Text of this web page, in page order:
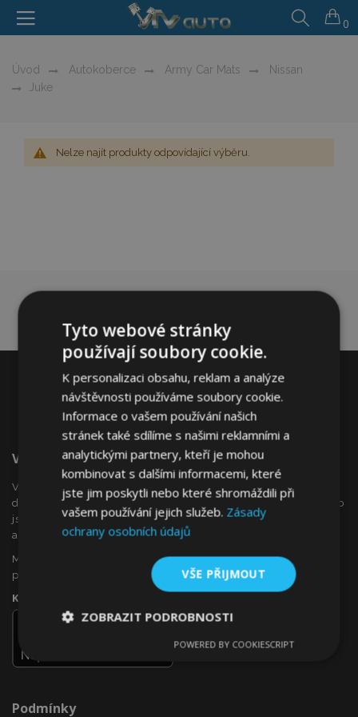
0
Úvod Autokoberce Army Car Mats
Nissan
Juke
Nelze najít produkty odpovídající výběru.
Vítejte Na VTVauto.cz
VTVauto je maloobchodním prodejcem a velkoobchodním
dodavatelem autopříslušenství a autodoplňků v Evropě, jako
jsou např .: ozdobné kryty kol (poklice), okenní deflektory,
autopotahy, autorohože, chromové kryty a rámy, ...
Máte zájem o dropshipping, nebo se chcete stát naším
partnerem?
Kontaktujte nás ještě dnes!
Podmínky
Tyto webové stránky
používají soubory cookie.
K personalizaci obsahu, reklam a analýze
návštěvnosti používáme soubory cookie.
Informace o vašem používání našich
stránek také sdílíme s našimi reklamními a
analytickými partnery, kteří je mohou
kombinovat s dalšími informacemi, které
jste jim poskytli nebo které shromáždili při
vašem používání jejich služeb. Zásady
ochrany osobních údajů
VŠE PŘIJMOUT
ZOBRAZIT PODROBNOSTI
nutné
Výkonové
soubory
Soubory
POWERED BY COOKIESCRIPT